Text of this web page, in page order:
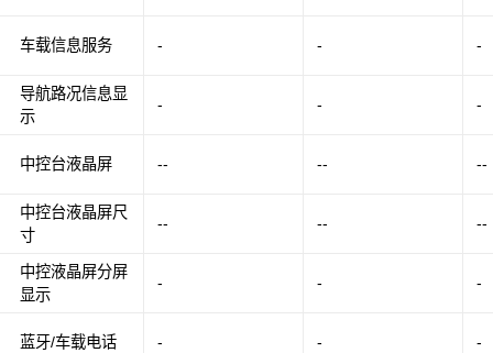
车载信息服务
导航路况信息显
示
中控台液晶屏
中控台液晶屏尺
寸
中控液晶屏分屏
显示
蓝牙/车载电话
- - -
- - -
-- -- --
-- -- --
- - -
- - -